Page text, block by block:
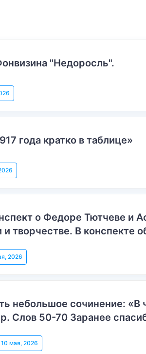
"Недоросль".
года кратко в таблице»
о Федоре Тютчеве и
творчестве. В конспекте
2026
небольшое сочинение: «В
Слов 50-70 Заранее
10 мая, 2026